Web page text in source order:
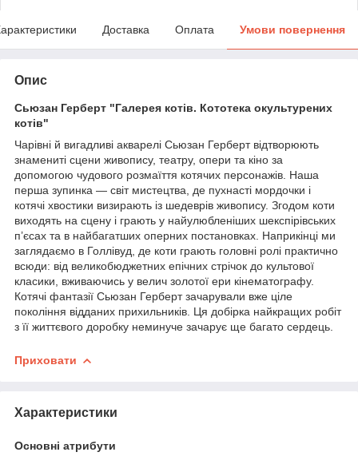
Доставка Оплата Умови повернення
Опис
Сьюзан Герберт "Галерея котів. Кототека окультурених
котів"
Чарівні й вигадливі акварелі Сьюзан Герберт відтворюють
знамениті сцени живопису, театру, опери та кіно за
допомогою чудового розмаїття котячих персонажів. Наша
перша зупинка — світ мистецтва, де пухнасті мордочки і
котячі хвостики визирають із шедеврів живопису. Згодом коти
виходять на сцену і грають у найулюбленіших шекспірівських
п’єсах та в найбагатших оперних постановках. Наприкінці ми
заглядаємо в Голлівуд, де коти грають головні ролі практично
всюди: від великобюджетних епічних стрічок до культової
класики, вживаючись у велич золотої ери кінематографу.
Котячі фантазії Сьюзан Герберт зачарували вже ціле
покоління відданих прихильників. Ця добірка найкращих робіт
з її життєвого доробку неминуче зачарує ще багато сердець.
Приховати
Характеристики
Основні атрибути